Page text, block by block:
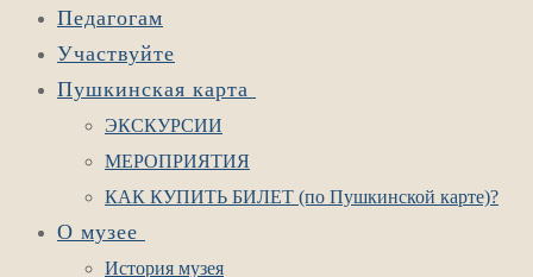
Педагогам
Участвуйте
Пушкинская карта
ЭКСКУРСИИ
МЕРОПРИЯТИЯ
КАК КУПИТЬ БИЛЕТ (по Пушкинской карте)?
О музее
История музея